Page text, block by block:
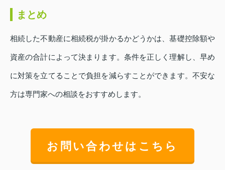
まとめ
相続した不動産に相続税が掛かるかどうかは、基礎控除額や
資産の合計によって決まります。条件を正しく理解し、早め
に対策を立てることで負担を減らすことができます。不安な
方は専門家への相談をおすすめします。
お問い合わせはこちら